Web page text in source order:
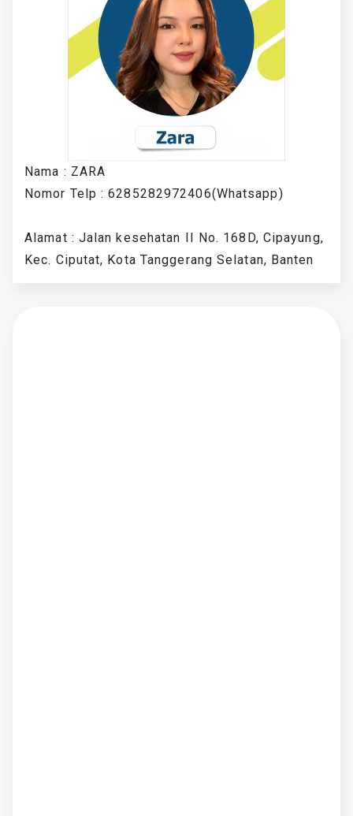
Nama : ZARA
Nomor Telp : 6285282972406(Whatsapp)
Alamat : Jalan kesehatan II No. 168D, Cipayung,
Kec. Ciputat, Kota Tanggerang Selatan, Banten